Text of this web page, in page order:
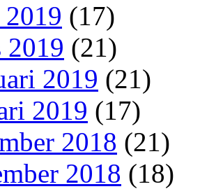
(17)
2019 (21)
2019 (21)
2019 (17)
2018 (21)
2018 (18)